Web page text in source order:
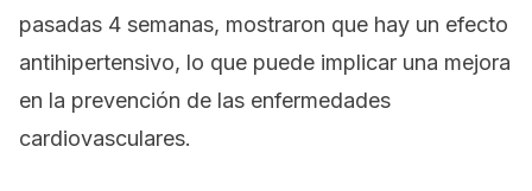
pasadas 4 semanas, mostraron que hay un efecto
antihipertensivo, lo que puede implicar una mejora
en la prevención de las enfermedades
cardiovasculares.